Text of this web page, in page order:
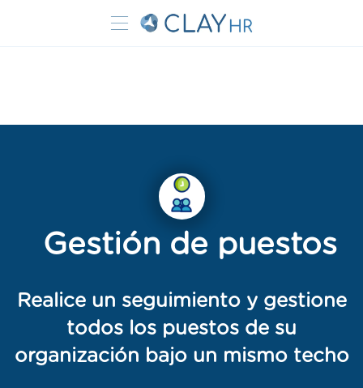
Gestión de puestos
Realice un seguimiento y gestione
todos los puestos de su
organización bajo un mismo techo